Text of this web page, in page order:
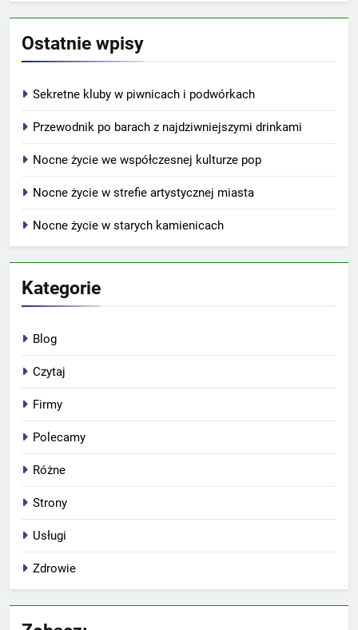
Ostatnie wpisy
Sekretne kluby w piwnicach i podwórkach
Przewodnik po barach z najdziwniejszymi drinkami
Nocne życie we współczesnej kulturze pop
Nocne życie w strefie artystycznej miasta
Nocne życie w starych kamienicach
Kategorie
Blog
Czytaj
Firmy
Polecamy
Różne
Strony
Usługi
Zdrowie